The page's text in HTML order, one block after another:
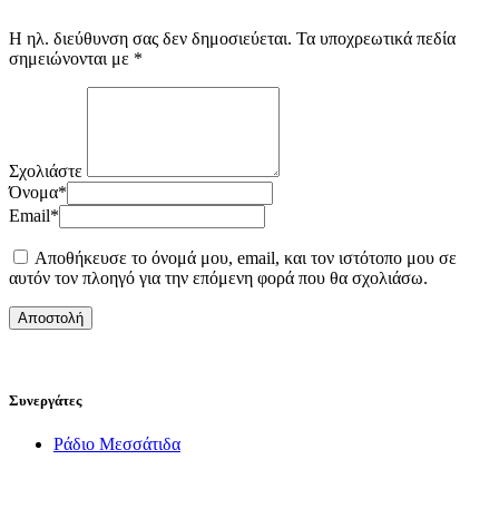
Η ηλ. διεύθυνση σας δεν δημοσιεύεται. Τα υποχρεωτικά πεδία
σημειώνονται με *
Σχολιάστε
Όνομα*
Email*
Αποθήκευσε το όνομά μου, email, και τον ιστότοπο μου σε
αυτόν τον πλοηγό για την επόμενη φορά που θα σχολιάσω.
Συνεργάτες
Ράδιο Μεσσάτιδα